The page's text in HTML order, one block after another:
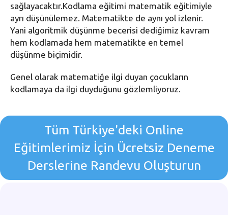
sağlayacaktır.Kodlama eğitimi matematik eğitimiyle
ayrı düşünülemez. Matematikte de aynı yol izlenir.
Yani algoritmik düşünme becerisi dediğimiz kavram
hem kodlamada hem matematikte en temel
düşünme biçimidir.
Genel olarak matematiğe ilgi duyan çocukların
kodlamaya da ilgi duyduğunu gözlemliyoruz.
Tüm Türkiye'deki Online
Eğitimlerimiz İçin Ücretsiz Deneme
Derslerine Randevu Oluşturun